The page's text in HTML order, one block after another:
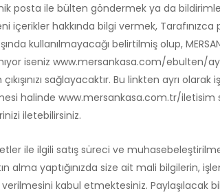
posta ile bülten göndermek ya da bildirimler
hakkında bilgi vermek, Tarafınızca
kullanılmayacağı belirtilmiş olup,
iseniz www.mersankasa.com/ebulten/
sağlayacaktır. Bu linkten ayrı
halinde www.mersankasa.com.tr/iletisim
iletebilirsiniz.
ile ilgili satış süreci ve
alma yaptığınızda size ait mali bilgilerin,
kabul etmektesiniz. Paylaşılacak